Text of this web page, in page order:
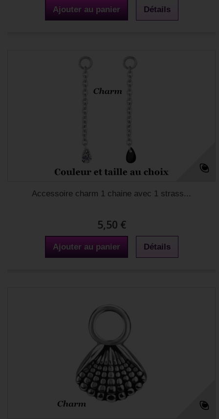
Ajouter au panier Détails
Accessoire charm 1 chaine avec 1 strass...
5,50 €
Ajouter au panier Détails